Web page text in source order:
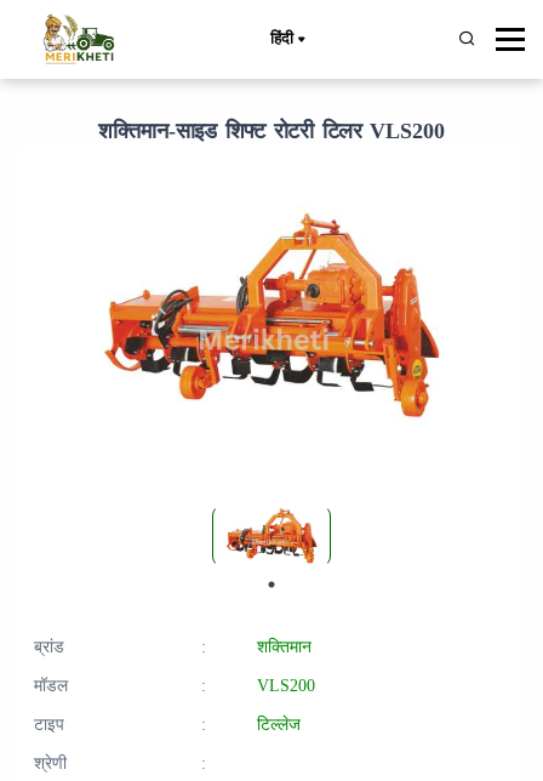
हिंदी
शक्तिमान-साइड शिफ्ट रोटरी टिलर VLS200
ब्रांड :
शक्तिमान
मॉडल
:
VLS200
टाइप
:
टिल्लेज
श्रेणी
: